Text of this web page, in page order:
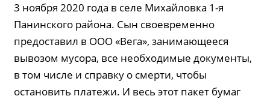
3 ноября 2020 года в селе Михайловка 1-я
Панинского района. Сын своевременно
предоставил в ООО «Вега», занимающееся
вывозом мусора, все необходимые документы,
в том числе и справку о смерти, чтобы
остановить платежи. И весь этот пакет бумаг